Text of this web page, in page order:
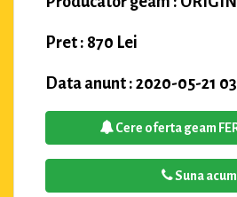
Pret : 870 Lei
Data anunt : 2020-05-21
Cere oferta geam
Suna acum